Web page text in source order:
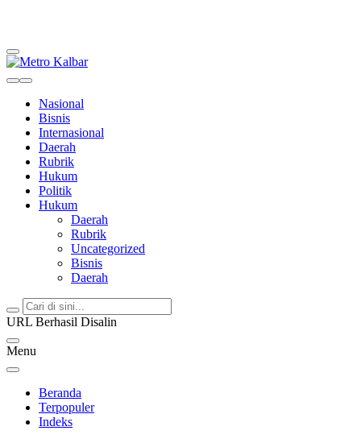
Nasional
Bisnis
Internasional
Daerah
Rubrik
Hukum
Politik
Hukum
Daerah
Rubrik
Uncategorized
Bisnis
Daerah
URL Berhasil Disalin
Menu
Beranda
Terpopuler
Indeks